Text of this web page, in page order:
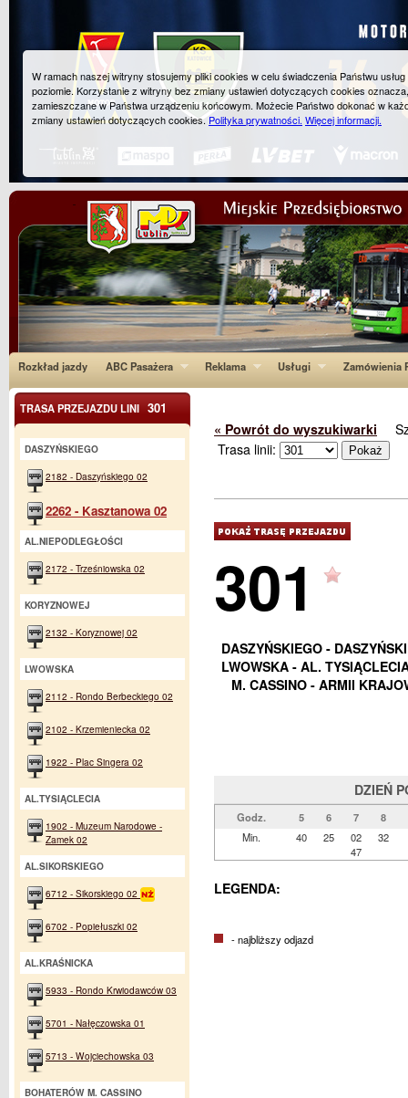
Rozkład jazdy ABC Pasażera Reklama Usługi Zamówienia
« Powrót do wyszukiwarki
Trasa linii:
301
DASZYŃSKIEGO -
LWOWSKA - AL.
M. CASSINO - ARMII
DZIEŃ
Godz. 5 6 7
8
Min.
40 25
02
47
32
LEGENDA:
- najbliższy odjazd
TRASA PRZEJAZDU LINI 301
DASZYŃSKIEGO
2182 - Daszyńskiego 02
2262 - Kasztanowa 02
AL.NIEPODLEGŁOŚCI
2172 - Trześniowska 02
KORYZNOWEJ
2132 - Koryznowej 02
LWOWSKA
2112 - Rondo Berbeckiego 02
2102 - Krzemieniecka 02
1922 - Plac Singera 02
AL.TYSIĄCLECIA
1902 - Muzeum Narodowe -
Zamek 02
AL.SIKORSKIEGO
6712 - Sikorskiego 02
6702 - Popiełuszki 02
AL.KRAŚNICKA
5933 - Rondo Krwiodawców 03
5701 - Nałęczowska 01
5713 - Wojciechowska 03
BOHATERÓW M. CASSINO
W ramach naszej witryny stosujemy pliki cookies w celu świadczenia Państwu
poziomie. Korzystanie z witryny bez zmiany ustawień dotyczących cookies
zamieszczane w Państwa urządzeniu końcowym. Możecie Państwo dokonać w
zmiany ustawień dotyczących cookies.Polityka prywatności. Więcej informacji.